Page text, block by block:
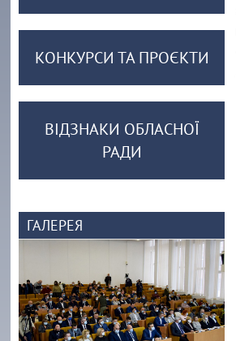
КОНКУРСИ ТА ПРОЄКТИ
ВІДЗНАКИ ОБЛАСНОЇ
РАДИ
ГАЛЕРЕЯ